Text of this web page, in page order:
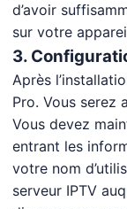
d’avoir
sur votre
3.
Après
Pro. Vous serez
Vous devez
entrant les
votre nom
serveur IPTV